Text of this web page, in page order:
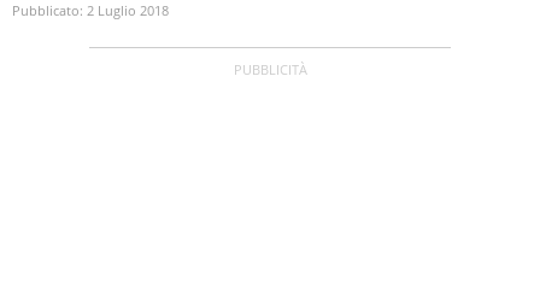
Pubblicato: 2 Luglio 2018